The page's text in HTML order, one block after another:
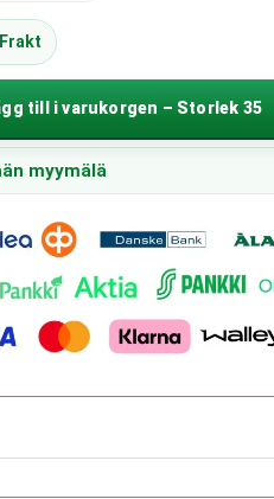
Frakt
till i varukorgen – Storlek 35
myymälä